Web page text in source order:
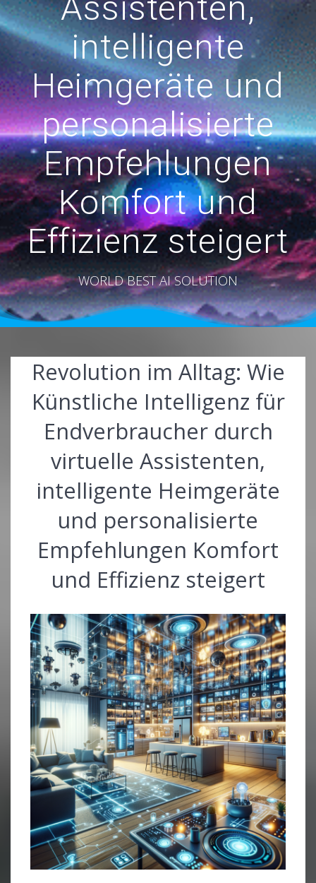
intelligente
Heimgeräte und
personalisierte
Empfehlungen
Komfort und
Effizienz steigert
WORLD BEST AI SOLUTION
Revolution im Alltag: Wie
Künstliche Intelligenz für
Endverbraucher durch
virtuelle Assistenten,
intelligente Heimgeräte
und personalisierte
Empfehlungen Komfort
und Effizienz steigert